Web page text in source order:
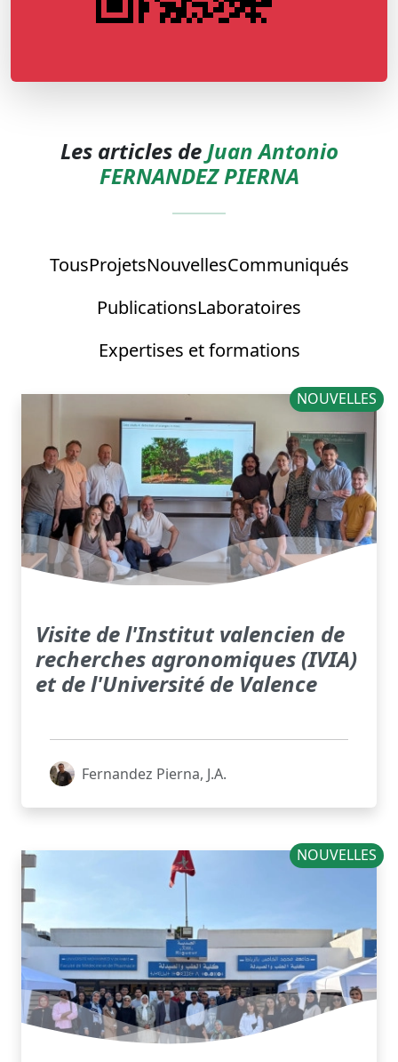
Les articles de Juan Antonio
FERNANDEZ PIERNA
TousProjetsNouvellesCommuniqués
PublicationsLaboratoires
Expertises et formations
NOUVELLES
Visite de l'Institut valencien de
recherches agronomiques (IVIA)
et de l'Université de Valence
Fernandez Pierna, J.A.
NOUVELLES